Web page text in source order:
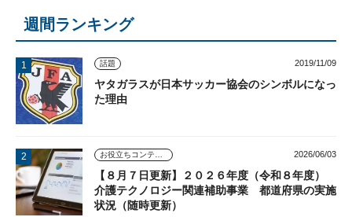
週間ランキング
話題 2019/11/09
ヤタガラスが日本サッカー協会のシンボルになっ
た理由
お役立ちコンテンツ 2026/06/03
【８月７日更新】２０２６年度（令和８年度）
介護テクノロジー関連補助事業 都道府県の実施
状況（随時更新）